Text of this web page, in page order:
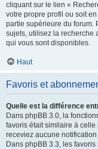
cliquant sur le lien «
votre propre profil ou soit
partie supérieure du forum.
sujets, utilisez la recherche
qui vous sont disponibles.
Haut
Favoris et
Quelle est la différence
Dans phpBB 3.0, la
favoris était similaire à
receviez aucune
Dans phpBB 3.3, les